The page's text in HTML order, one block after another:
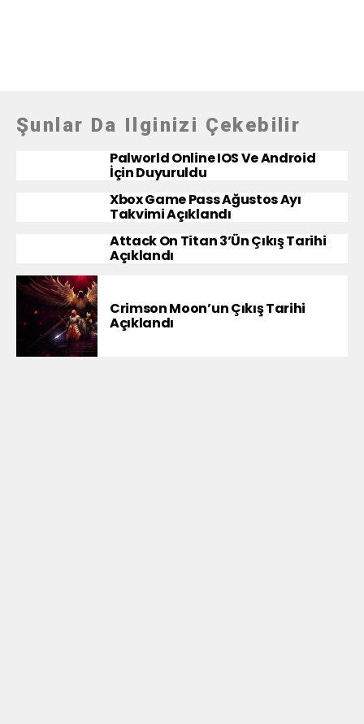
Şunlar Da Ilginizi Çekebilir
Palworld Online IOS Ve Android
İçin Duyuruldu
Xbox Game Pass Ağustos Ayı
Takvimi Açıklandı
Attack On Titan 3’ün Çıkış Tarihi
Açıklandı
Crimson Moon’un Çıkış Tarihi
Açıklandı